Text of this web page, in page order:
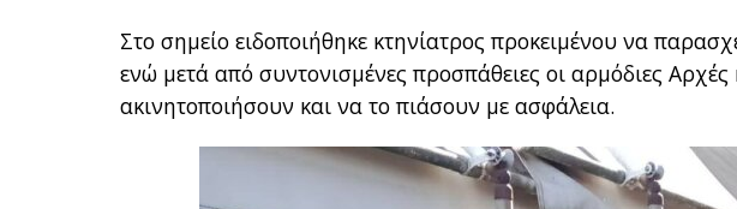
Στο σημείο ειδοποιήθηκε κτηνίατρος προκειμένου να
ενώ μετά από συντονισμένες προσπάθειες οι αρμόδιες
ακινητοποιήσουν και να το πιάσουν με ασφάλεια.